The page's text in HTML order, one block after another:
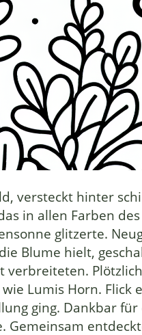
versteckt hinter
in allen Farben
glitzerte.
Blume hielt,
verbreiteten.
Lumis Horn.
ging. Dankbar